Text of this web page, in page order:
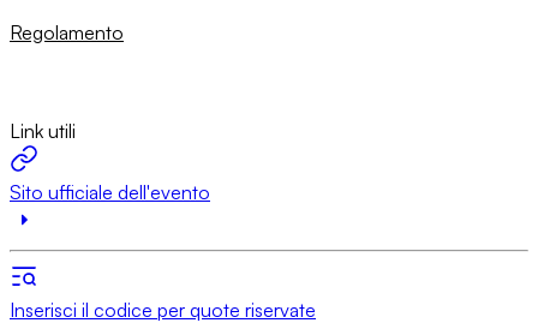
Regolamento
Link utili
Sito ufficiale dell'evento
Inserisci il codice per quote riservate